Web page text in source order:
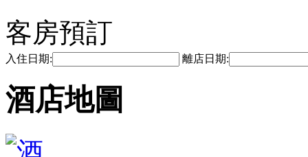
客房預訂
入住日期: 離店日期:
酒店地圖